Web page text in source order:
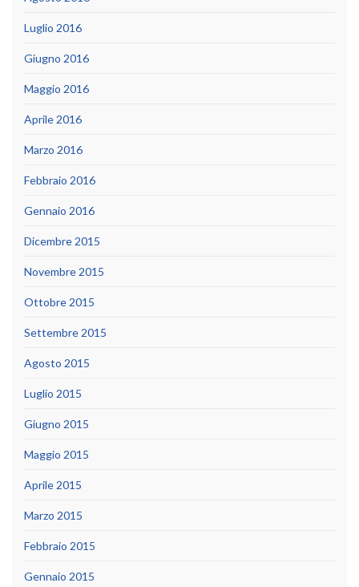
Luglio 2016
Giugno 2016
Maggio 2016
Aprile 2016
Marzo 2016
Febbraio 2016
Gennaio 2016
Dicembre 2015
Novembre 2015
Ottobre 2015
Settembre 2015
Agosto 2015
Luglio 2015
Giugno 2015
Maggio 2015
Aprile 2015
Marzo 2015
Febbraio 2015
Gennaio 2015